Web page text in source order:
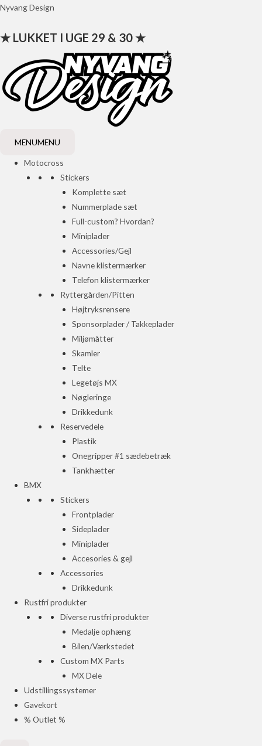
Gå
indholdet
Nyvang Design
★ LUKKET I UGE 29 & 30 ★
MENUMENU
Motocross
Stickers
Komplette sæt
Nummerplade sæt
Full-custom? Hvordan?
Miniplader
Accessories/Gejl
Navne klistermærker
Telefon klistermærker
Ryttergården/Pitten
Højtryksrensere
Sponsorplader / Takkeplader
Miljømåtter
Skamler
Telte
Legetøjs MX
Nøgleringe
Drikkedunk
Reservedele
Plastik
Onegripper #1 sædebetræk
Tankhætter
BMX
Stickers
Frontplader
Sideplader
Miniplader
Accesories & gejl
Accessories
Drikkedunk
Rustfri produkter
Diverse rustfri produkter
Medalje ophæng
Bilen/Værkstedet
Custom MX Parts
MX Dele
Udstillingssystemer
Gavekort
% Outlet %